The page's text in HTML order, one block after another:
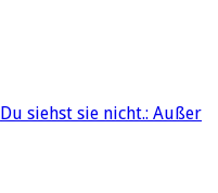
Du siehst sie nicht.: Außer